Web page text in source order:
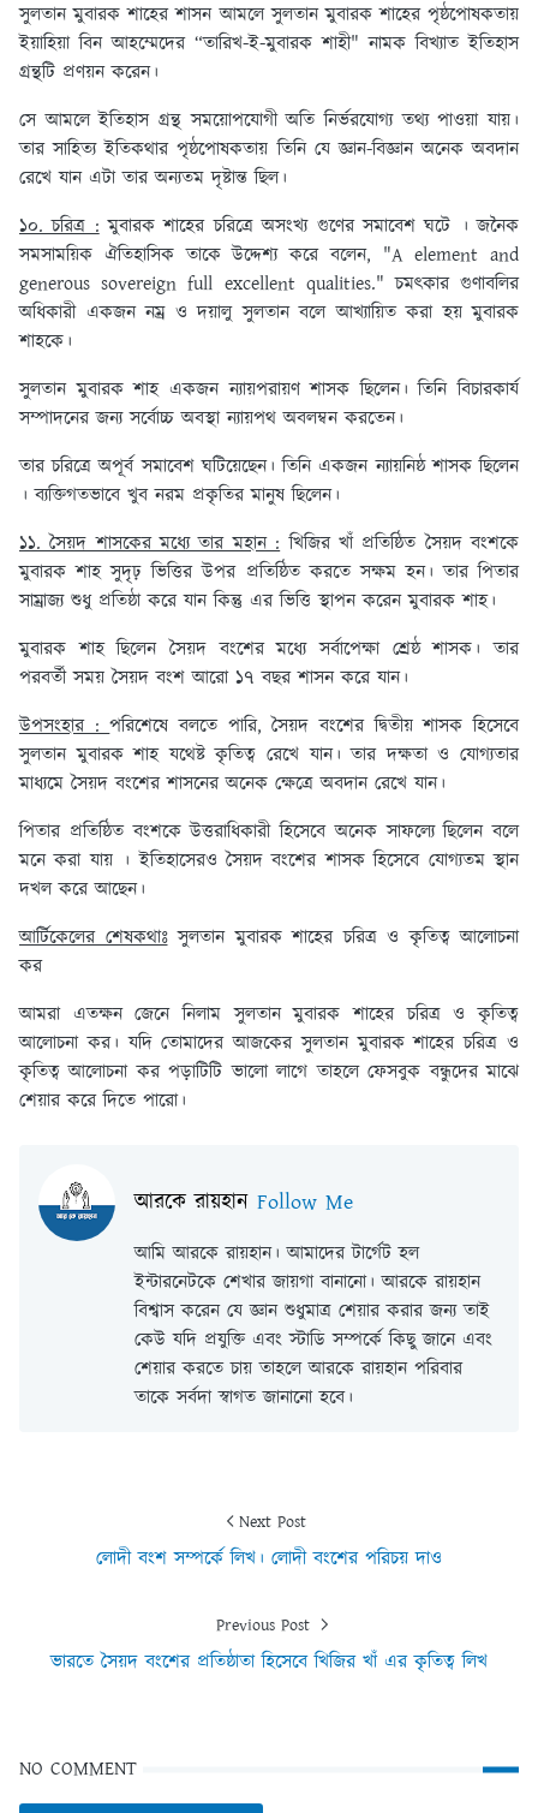
সুলতান মুবারক শাহের শাসন আমলে সুলতান মুবারক শাহের পৃষ্ঠপোষকতায়
ইয়াহিয়া বিন আহম্মেদের “তারিখ-ই-মুবারক শাহী" নামক বিখ্যাত ইতিহাস
গ্রন্থটি প্রণয়ন করেন।
সে আমলে ইতিহাস গ্রন্থ সময়োপযোগী অতি নির্ভরযোগ্য তথ্য পাওয়া যায়।
তার সাহিত্য ইতিকথার পৃষ্ঠপোষকতায় তিনি যে জ্ঞান-বিজ্ঞান অনেক অবদান
রেখে যান এটা তার অন্যতম দৃষ্টান্ত ছিল।
১০. চরিত্র :মুবারক শাহের চরিত্রে অসংখ্য গুণের সমাবেশ ঘটে । জনৈক
সমসাময়িক ঐতিহাসিক তাকে উদ্দেশ্য করে বলেন, "A element and
generous sovereign full excellent qualities." চমৎকার গুণাবলির
অধিকারী একজন নম্র ও দয়ালু সুলতান বলে আখ্যায়িত করা হয় মুবারক
শাহকে।
সুলতান মুবারক শাহ একজন ন্যায়পরায়ণ শাসক ছিলেন। তিনি বিচারকার্য
সম্পাদনের জন্য সর্বোচ্চ অবস্থা ন্যায়পথ অবলম্বন করতেন।
তার চরিত্রে অপূর্ব সমাবেশ ঘটিয়েছেন। তিনি একজন ন্যায়নিষ্ঠ শাসক ছিলেন
। ব্যক্তিগতভাবে খুব নরম প্রকৃতির মানুষ ছিলেন।
১১. সৈয়দ শাসকের মধ্যে তার মহান :খিজির খাঁ প্রতিষ্ঠিত সৈয়দ বংশকে
মুবারক শাহ সুদৃঢ় ভিত্তির উপর প্রতিষ্ঠিত করতে সক্ষম হন। তার পিতার
সাম্রাজ্য শুধু প্রতিষ্ঠা করে যান কিন্তু এর ভিত্তি স্থাপন করেন মুবারক শাহ।
মুবারক শাহ ছিলেন সৈয়দ বংশের মধ্যে সর্বাপেক্ষা শ্রেষ্ঠ শাসক। তার
পরবর্তী সময় সৈয়দ বংশ আরো ১৭ বছর শাসন করে যান।
উপসংহার :পরিশেষে বলতে পারি, সৈয়দ বংশের দ্বিতীয় শাসক হিসেবে
সুলতান মুবারক শাহ যথেষ্ট কৃতিত্ব রেখে যান। তার দক্ষতা ও যোগ্যতার
মাধ্যমে সৈয়দ বংশের শাসনের অনেক ক্ষেত্রে অবদান রেখে যান।
পিতার প্রতিষ্ঠিত বংশকে উত্তরাধিকারী হিসেবে অনেক সাফল্যে ছিলেন বলে
মনে করা যায় । ইতিহাসেরও সৈয়দ বংশের শাসক হিসেবে যোগ্যতম স্থান
দখল করে আছেন।
আর্টিকেলের শেষকথাঃসুলতান মুবারক শাহের চরিত্র ও কৃতিত্ব আলোচনা
কর
আমরা এতক্ষন জেনে নিলাম সুলতান মুবারক শাহের চরিত্র ও কৃতিত্ব
আলোচনা কর। যদি তোমাদের আজকের সুলতান মুবারক শাহের চরিত্র ও
কৃতিত্ব আলোচনা কর পড়াটিটি ভালো লাগে তাহলে ফেসবুক বন্ধুদের মাঝে
শেয়ার করে দিতে পারো।
আরকে রায়হান Follow Me
আমি আরকে রায়হান। আমাদের টার্গেট হল
ইন্টারনেটকে শেখার জায়গা বানানো। আরকে রায়হান
বিশ্বাস করেন যে জ্ঞান শুধুমাত্র শেয়ার করার জন্য তাই
কেউ যদি প্রযুক্তি এবং স্টাডি সম্পর্কে কিছু জানে এবং
শেয়ার করতে চায় তাহলে আরকে রায়হান পরিবার
তাকে সর্বদা স্বাগত জানানো হবে।
Next Post
লোদী বংশ সম্পর্কে লিখ। লোদী বংশের পরিচয় দাও
Previous Post
ভারতে সৈয়দ বংশের প্রতিষ্ঠাতা হিসেবে খিজির খাঁ এর কৃতিত্ব লিখ
NO COMMENT